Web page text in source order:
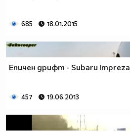
685 18.01.2015
Епичен дрифт - Subaru Impreza
457 19.06.2013